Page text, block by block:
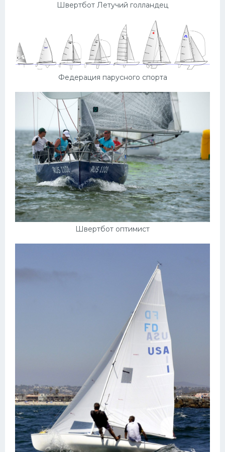
Швертбот Летучий голландец
Федерация парусного спорта
Швертбот оптимист